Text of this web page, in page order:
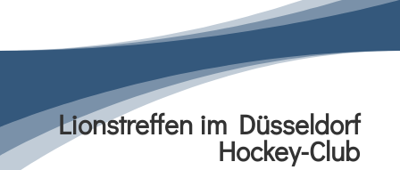
Lionstreffen im Düsseldorf
Hockey-Club